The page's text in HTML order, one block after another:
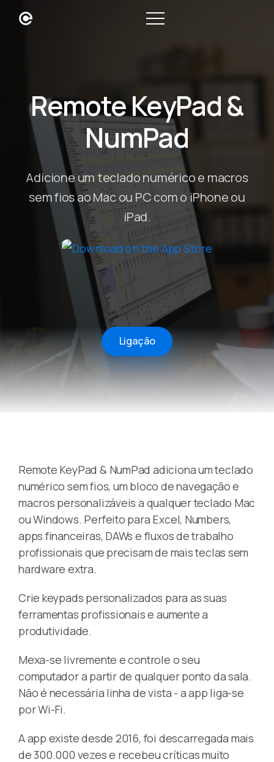
Remote KeyPad &
NumPad
Adicione um teclado numérico e macros
sem fios ao Mac ou PC com o iPhone ou
iPad.
Ligação
Remote KeyPad & NumPad adiciona um teclado
numérico sem fios, um bloco de navegação e
macros personalizáveis a qualquer teclado Mac
ou Windows. Perfeito para Excel, Numbers,
apps financeiras, DAWs e fluxos de trabalho
profissionais que precisam de mais teclas sem
hardware extra.
Crie keypads personalizados para as suas
ferramentas profissionais e aumente a
produtividade.
Mexa-se livremente e controle o seu
computador a partir de qualquer ponto da sala.
Não é necessária linha de vista - a app liga-se
por Wi-Fi.
A app existe desde 2016, foi descarregada mais
de 300.000 vezes e recebeu críticas muito